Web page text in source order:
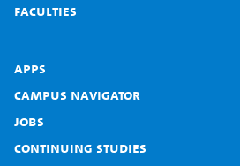
Faculties
Apps
Campus Navigator
Jobs
Continuing studies